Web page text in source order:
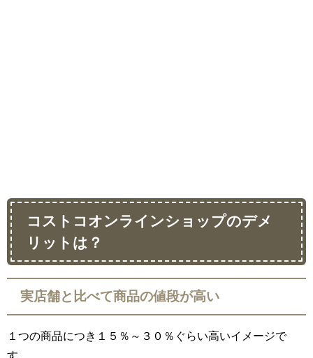
コストコオンラインショップのデメ
リットは？
実店舗と比べて商品の値段が高い
１つの商品につき１５％～３０％ぐらい高いイメージで
す。